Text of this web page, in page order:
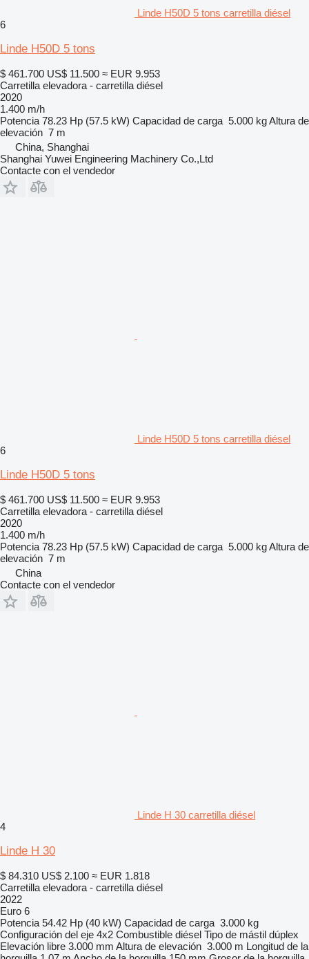
Linde H50D 5 tons carretilla diésel
6
Linde H50D 5 tons
$ 461.700 US$ 11.500 ≈ EUR 9.953
Carretilla elevadora - carretilla diésel
2020
1.400 m/h
Potencia 78.23 Hp (57.5 kW) Capacidad de carga 5.000 kgAltura de
elevación 7 m
China, Shanghai
Shanghai Yuwei Engineering Machinery Co.,Ltd
Contacte con el vendedor
Linde H50D 5 tons carretilla diésel
6
Linde H50D 5 tons
$ 461.700 US$ 11.500 ≈ EUR 9.953
Carretilla elevadora - carretilla diésel
2020
1.400 m/h
Potencia 78.23 Hp (57.5 kW) Capacidad de carga 5.000 kgAltura de
elevación 7 m
China
Contacte con el vendedor
Linde H 30 carretilla diésel
4
Linde H 30
$ 84.310 US$ 2.100 ≈ EUR 1.818
Carretilla elevadora - carretilla diésel
2022
Euro 6
Potencia 54.42 Hp (40 kW) Capacidad de carga 3.000 kg
Configuración del eje 4x2 Combustible diésel Tipo de mástil dúplex
Elevación libre 3.000 mm Altura de elevación 3.000 m Longitud de la